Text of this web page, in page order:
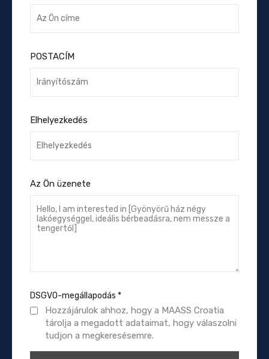
POSTACÍM
Elhelyezkedés
Az Ön üzenete
DSGVO-megállapodás *
Hozzájárulok ahhoz, hogy a MAASS Croatia
tárolja a megadott adataimat, hogy válaszolni
tudjon a megkeresésemre.